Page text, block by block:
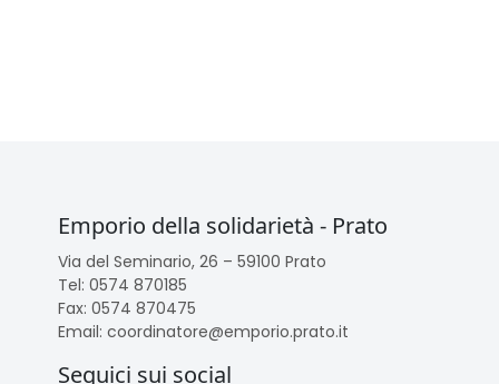
Emporio della solidarietà - Prato
Via del Seminario, 26 – 59100 Prato
Tel: 0574 870185
Fax: 0574 870475
Email: coordinatore@emporio.prato.it
Seguici sui social